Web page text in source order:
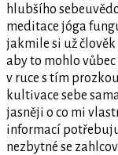
hlubšího
meditace jóga
jakmile si už
aby to mohlo
v ruce s tím
kultivace sebe
jasněji o co mi
informací
nezbytné se